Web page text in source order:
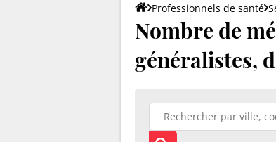
Professionnels de santé
Nombre de
généralistes,